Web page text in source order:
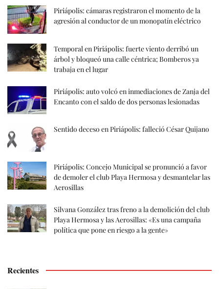
Piriápolis: cámaras registraron el momento de la
agresión al conductor de un monopatín eléctrico
Temporal en Piriápolis: fuerte viento derribó un
árbol y bloqueó una calle céntrica; Bomberos ya
trabaja en el lugar
Piriápolis: auto volcó en inmediaciones de Zanja del
Encanto con el saldo de dos personas lesionadas
Sentido deceso en Piriápolis: falleció César Quijano
Piriápolis: Concejo Municipal se pronunció a favor
de demoler el club Playa Hermosa y desmantelar las
Aerosillas
Silvana González tras freno a la demolición del club
Playa Hermosa y las Aerosillas: «Es una campaña
política que pone en riesgo a la gente»
Recientes